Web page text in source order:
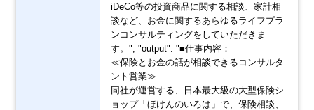
iDeCo等の投資商品に関する相談、家計相
談など、お金に関するあらゆるライフプラ
ンコンサルティングをしていただきま
す。", "output": "■仕事内容：
≪保険とお金の話が相談できるコンサルタ
ント営業≫
同社が運営する、日本最大級の大型保険シ
ョップ「ほけんのいろは」で、保険相談、